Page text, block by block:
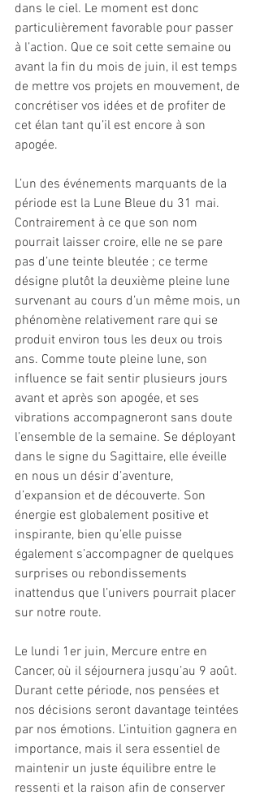
dans le ciel. Le moment est donc
particulièrement favorable pour passer
à l’action. Que ce soit cette semaine ou
avant la fin du mois de juin, il est temps
de mettre vos projets en mouvement, de
concrétiser vos idées et de profiter de
cet élan tant qu’il est encore à son
apogée.
L’un des événements marquants de la
période est la Lune Bleue du 31 mai.
Contrairement à ce que son nom
pourrait laisser croire, elle ne se pare
pas d’une teinte bleutée ; ce terme
désigne plutôt la deuxième pleine lune
survenant au cours d’un même mois, un
phénomène relativement rare qui se
produit environ tous les deux ou trois
ans. Comme toute pleine lune, son
influence se fait sentir plusieurs jours
avant et après son apogée, et ses
vibrations accompagneront sans doute
l’ensemble de la semaine. Se déployant
dans le signe du Sagittaire, elle éveille
en nous un désir d’aventure,
d’expansion et de découverte. Son
énergie est globalement positive et
inspirante, bien qu’elle puisse
également s’accompagner de quelques
surprises ou rebondissements
inattendus que l’univers pourrait placer
sur notre route.
Le lundi 1er juin, Mercure entre en
Cancer, où il séjournera jusqu’au 9 août.
Durant cette période, nos pensées et
nos décisions seront davantage teintées
par nos émotions. L’intuition gagnera en
importance, mais il sera essentiel de
maintenir un juste équilibre entre le
ressenti et la raison afin de conserver